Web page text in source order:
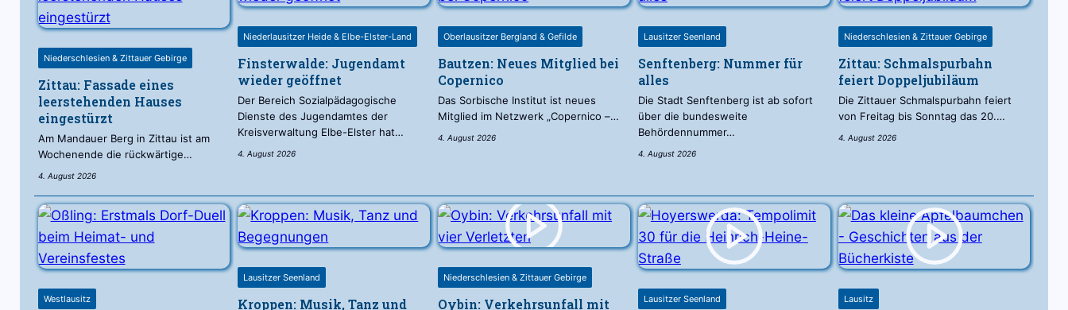
Niederschlesien & Zittauer Gebirge
Zittau: Fassade eines
leerstehenden Hauses
eingestürzt
Am Mandauer Berg in Zittau ist am
Wochenende die rückwärtige…
4. August 2026
Niederlausitzer Heide & Elbe-Elster-Land
Finsterwalde: Jugendamt
wieder geöffnet
Der Bereich Sozialpädagogische
Dienste des Jugendamtes der
Kreisverwaltung Elbe-Elster hat…
4. August 2026
Oberlausitzer Bergland & Gefilde
Bautzen: Neues Mitglied bei
Copernico
Das Sorbische Institut ist neues
Mitglied im Netzwerk „Copernico –…
4. August 2026
Lausitzer Seenland
Senftenberg: Nummer für
alles
Die Stadt Senftenberg ist ab sofort
über die bundesweite
Behördennummer…
4. August 2026
Niederschlesien & Zittauer Gebirge
Zittau: Schmalspurbahn
feiert Doppeljubiläum
Die Zittauer Schmalspurbahn feiert
von Freitag bis Sonntag das 20.…
4. August 2026
Westlausitz
Lausitzer Seenland
Kroppen: Musik, Tanz und
Niederschlesien & Zittauer Gebirge
Oybin: Verkehrsunfall mit Lausitzer Seenland Lausitz